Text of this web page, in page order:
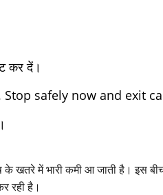
कर दें।
safely now and exit
खतरे में भारी कमी आ जाती है। इस
रही है।